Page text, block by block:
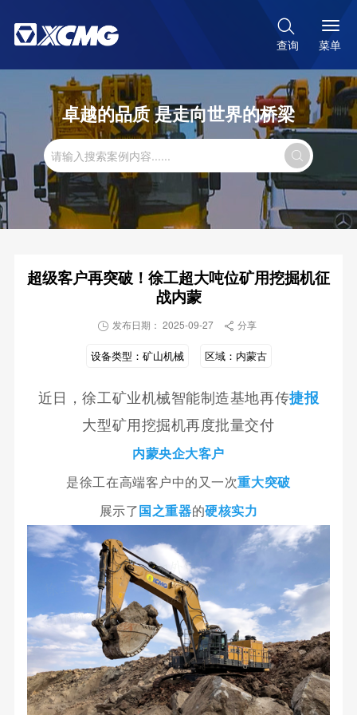

查询 菜单
卓越的品质 是走向世界的桥梁

超级客户再突破！徐工超大吨位矿用挖掘机征
战内蒙
 发布日期： 2025-09-27  分享
设备类型： 矿山机械 区域： 内蒙古
近日，徐工矿业机械智能制造基地再传捷报
大型矿用挖掘机再度批量交付
内蒙央企大客户
是徐工在高端客户中的又一次重大突破
展示了 国之重器的硬核实力